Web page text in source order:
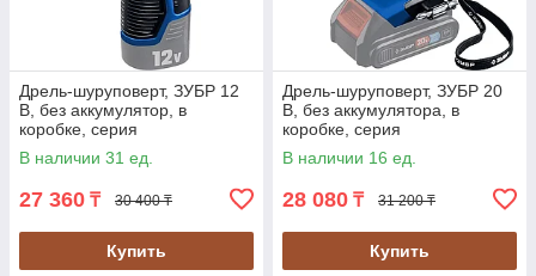
Дрель-шуруповерт, ЗУБР 12
В, без аккумулятор, в
коробке, серия
"Профессионал" (DL-121)
В наличии 31 ед.
27 360 ₸ 30 400 ₸
Купить
Дрель-шуруповерт, ЗУБР 20
В, без аккумулятора, в
коробке, серия
"Профессионал" (DL-201)
В наличии 16 ед.
28 080 ₸ 31 200 ₸
Купить